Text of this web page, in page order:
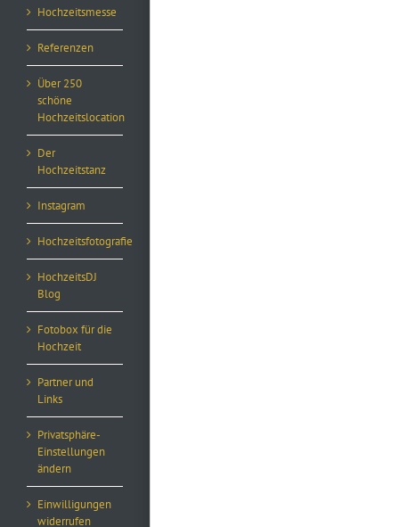
Hochzeitsmesse
Referenzen
Über 250
schöne
Hochzeitslocation
Der
Hochzeitstanz
Instagram
Hochzeitsfotografie
HochzeitsDJ
Blog
Fotobox für die
Hochzeit
Partner und
Links
Privatsphäre-
Einstellungen
ändern
Einwilligungen
widerrufen